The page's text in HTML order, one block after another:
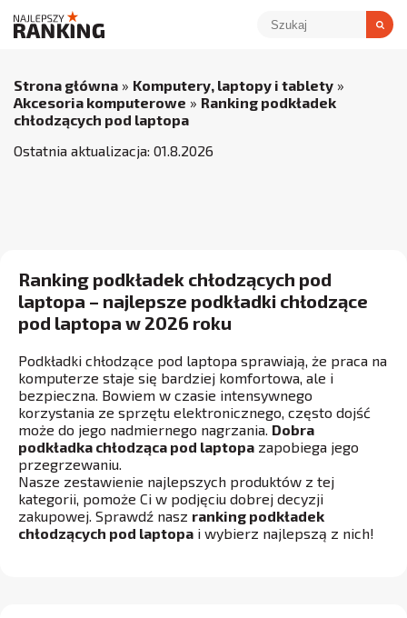
Strona główna » Komputery, laptopy i tablety »
Akcesoria komputerowe » Ranking podkładek
chłodzących pod laptopa
Ostatnia aktualizacja: 01.8.2026
Ranking podkładek chłodzących pod
laptopa – najlepsze podkładki chłodzące
pod laptopa w 2026 roku
Podkładki chłodzące pod laptopa sprawiają, że praca na
komputerze staje się bardziej komfortowa, ale i
bezpieczna. Bowiem w czasie intensywnego
korzystania ze sprzętu elektronicznego, często dojść
może do jego nadmiernego nagrzania. Dobra
podkładka chłodząca pod laptopa zapobiega jego
przegrzewaniu.
Nasze zestawienie najlepszych produktów z tej
kategorii, pomoże Ci w podjęciu dobrej decyzji
zakupowej. Sprawdź nasz ranking podkładek
chłodzących pod laptopa i wybierz najlepszą z nich!